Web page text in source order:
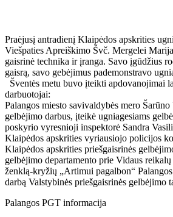
Praėjusį antradienį Klaipėdos apskrities
Viešpaties Apreiškimo Švč. Mergelei
gaisrinė technika ir įranga. Savo įgūdžius
gaisrą, savo gebėjimus pademonstravo
Šventės metu buvo įteikti apdovanojimai
darbuotojai:
Palangos miesto savivaldybės mero
gelbėjimo darbus, įteikė ugniagesiams
poskyrio vyresnioji inspektorė Sandra
Klaipėdos apskrities vyriausiojo policijos
Klaipėdos apskrities priešgaisrinės
gelbėjimo departamento prie Vidaus
ženklą-kryžių „Artimui pagalbon“
darbą Valstybinės priešgaisrinės
Palangos PGT informacija